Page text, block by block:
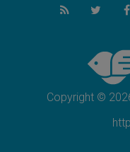
se
crisis
Copyright ©